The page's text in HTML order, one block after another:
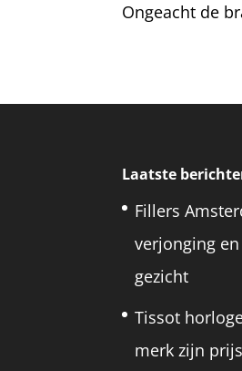
Ongeacht de
Laatste
Fillers
verjonging
gezicht
Tissot
merk zijn